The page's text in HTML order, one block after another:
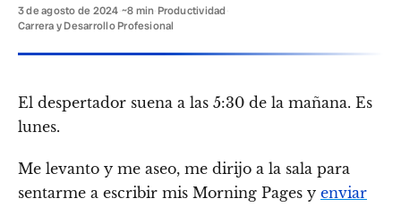
3 de agosto de 2024 ~8 min Productividad
Carrera y Desarrollo Profesional
El despertador suena a las 5:30 de la mañana. Es
lunes.
Me levanto y me aseo, me dirijo a la sala para
sentarme a escribir mis Morning Pages y enviar